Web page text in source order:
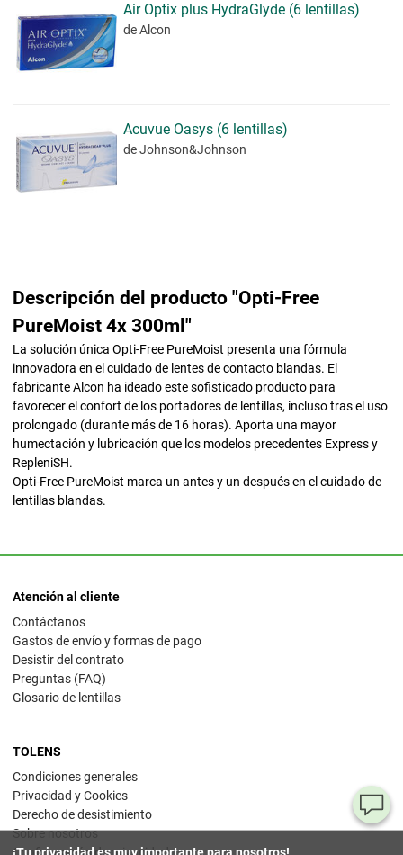
Air Optix plus HydraGlyde (6 lentillas)
de Alcon
Acuvue Oasys (6 lentillas)
de Johnson&Johnson
Descripción del producto "Opti-Free
PureMoist 4x 300ml"
La solución única Opti-Free PureMoist presenta una fórmula
innovadora en el cuidado de lentes de contacto blandas. El
fabricante Alcon ha ideado este sofisticado producto para
favorecer el confort de los portadores de lentillas, incluso tras el uso
prolongado (durante más de 16 horas). Aporta una mayor
humectación y lubricación que los modelos precedentes Express y
RepleniSH.
Opti-Free PureMoist marca un antes y un después en el cuidado de
lentillas blandas.
Atención al cliente
Contáctanos
Gastos de envío y formas de pago
Desistir del contrato
Preguntas (FAQ)
Glosario de lentillas
TOLENS
Condiciones generales
Privacidad y Cookies
Derecho de desistimiento
Sobre nosotros
Configuración de privacidad